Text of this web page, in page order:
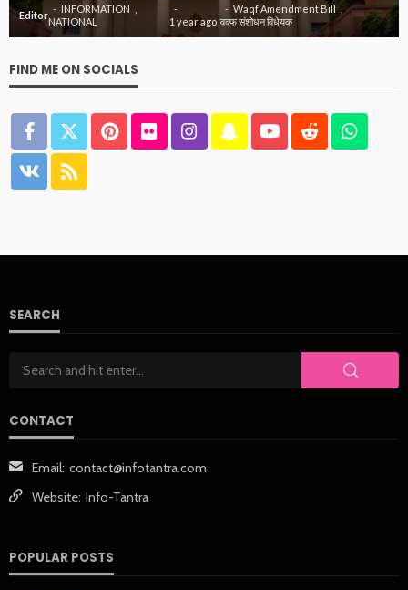
Editor
INFORMATION
NATIONAL
1 year ago
Waqf Amendment Bill
वक्फ संशोधन विधेयक
FIND ME ON SOCIALS
SEARCH
CONTACT
Email: contact@infotantra.com
Website: Info-Tantra
POPULAR POSTS